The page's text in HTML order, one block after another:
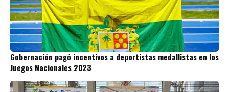
Gobernación pagó incentivos a deportistas medallistas en los
Juegos Nacionales 2023